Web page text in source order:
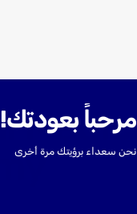
مرحباً بعودتك!
نحن سعداء برؤيتك مرة أخرى